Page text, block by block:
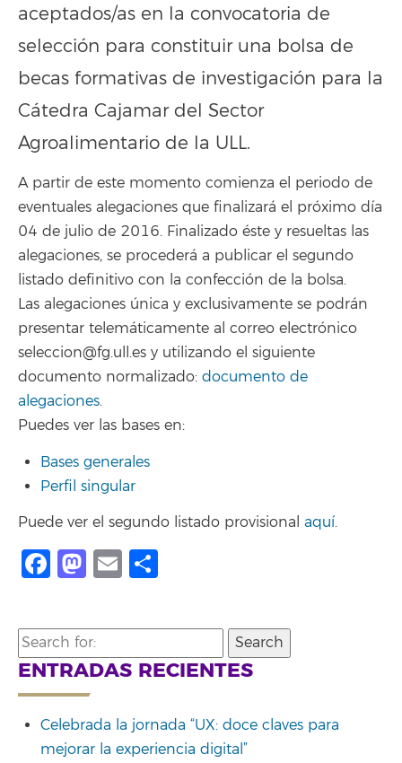
aceptados/as en la convocatoria de
selección para constituir una bolsa de
becas formativas de investigación para la
Cátedra Cajamar del Sector
Agroalimentario de la ULL.
A partir de este momento comienza el periodo de
eventuales alegaciones que finalizará el próximo día
04 de julio de 2016. Finalizado éste y resueltas las
alegaciones, se procederá a publicar el segundo
listado definitivo con la confección de la bolsa.
Las alegaciones única y exclusivamente se podrán
presentar telemáticamente al correo electrónico
seleccion@fg.ull.es y utilizando el siguiente
documento normalizado: documento de
alegaciones.
Puedes ver las bases en:
Bases generales
Perfil singular
Puede ver el segundo listado provisional aquí.
Facebook
Mastodon
Email
Search
for:
ENTRADAS RECIENTES
Celebrada la jornada “UX: doce claves para
mejorar la experiencia digital”